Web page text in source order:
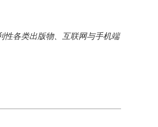
性各类出版物、互联网与手机端